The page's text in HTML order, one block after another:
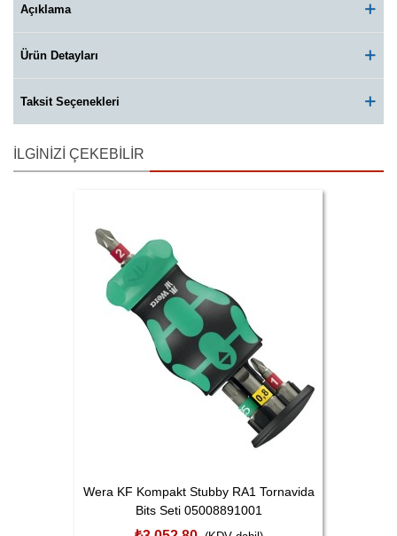
Açıklama
Ürün Detayları
Taksit Seçenekleri
İLGINIZI ÇEKEBILIR
Wera KF Kompakt Stubby RA1 Tornavida
Bits Seti 05008891001